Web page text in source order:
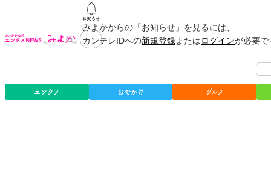
みよかからの「お知らせ」を見るには、
カンテレIDへの新規登録またはログインが必要
エンタメ おでかけ グルメ